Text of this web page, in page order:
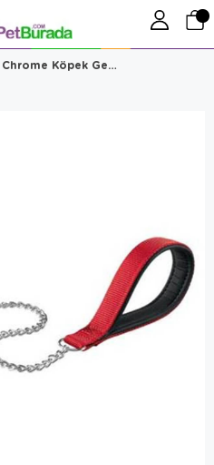
Ferplast Daytona Chrome Köpek Gezdirme Tasması 100 Cm Kırmızı